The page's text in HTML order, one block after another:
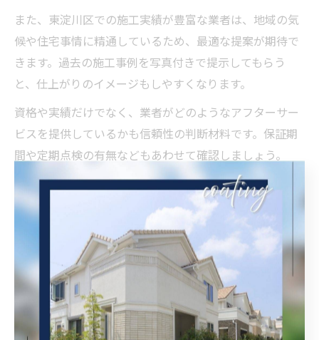
また、東淀川区での施工実績が豊富な業者は、地域の気
候や住宅事情に精通しているため、最適な提案が期待で
きます。過去の施工事例を写真付きで提示してもらう
と、仕上がりのイメージもしやすくなります。
資格や実績だけでなく、業者がどのようなアフターサー
ビスを提供しているかも信頼性の判断材料です。保証期
間や定期点検の有無などもあわせて確認しましょう。
信頼の屋根塗装が住宅寿命を延ば
す理由
屋根塗装が構造体を守るメカニズム
屋根塗装は、住まいの構造体を守るための重要な役割を
担っています。大阪府大阪市東淀川区のように雨風や紫